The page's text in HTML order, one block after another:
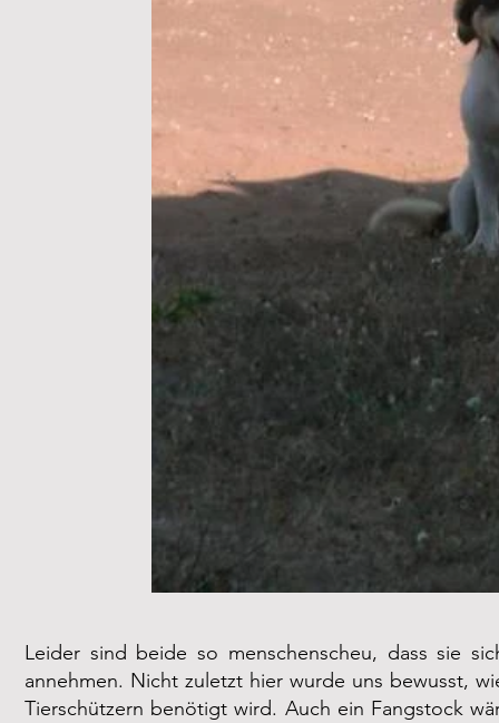
Leider sind beide so menschenscheu, dass sie
annehmen. Nicht zuletzt hier wurde uns bewusst,
Tierschützern benötigt wird. Auch ein Fangstock